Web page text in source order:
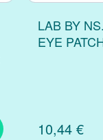
LAB BY
EYE
10,44 €